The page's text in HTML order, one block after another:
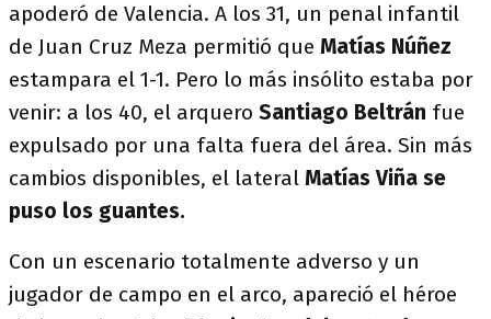
apoderó de Valencia. A los 31, un penal infantil
de Juan Cruz Meza permitió que Matías Núñez
estampara el 1-1. Pero lo más insólito estaba por
venir: a los 40, el arquero Santiago Beltrán fue
expulsado por una falta fuera del área. Sin más
cambios disponibles, el lateral Matías Viña se
puso los guantes.
Con un escenario totalmente adverso y un
jugador de campo en el arco, apareció el héroe